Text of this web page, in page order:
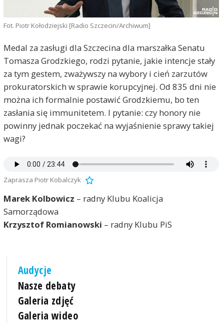
Fot. Piotr Kołodziejski [Radio Szczecin/Archiwum]
Medal za zasługi dla Szczecina dla marszałka Senatu
Tomasza Grodzkiego, rodzi pytanie, jakie intencje stały
za tym gestem, zważywszy na wybory i cień zarzutów
prokuratorskich w sprawie korupcyjnej. Od 835 dni nie
można ich formalnie postawić Grodzkiemu, bo ten
zasłania się immunitetem. I pytanie: czy honory nie
powinny jednak poczekać na wyjaśnienie sprawy takiej
wagi?
Zaprasza Piotr Kobalczyk
Marek Kolbowicz – radny Klubu Koalicja
Samorządowa
Krzysztof Romianowski – radny Klubu PiS
Audycje
Nasze debaty
Galeria zdjęć
Galeria wideo